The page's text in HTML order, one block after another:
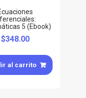
5 (Ebook)
$348.00
al carrito